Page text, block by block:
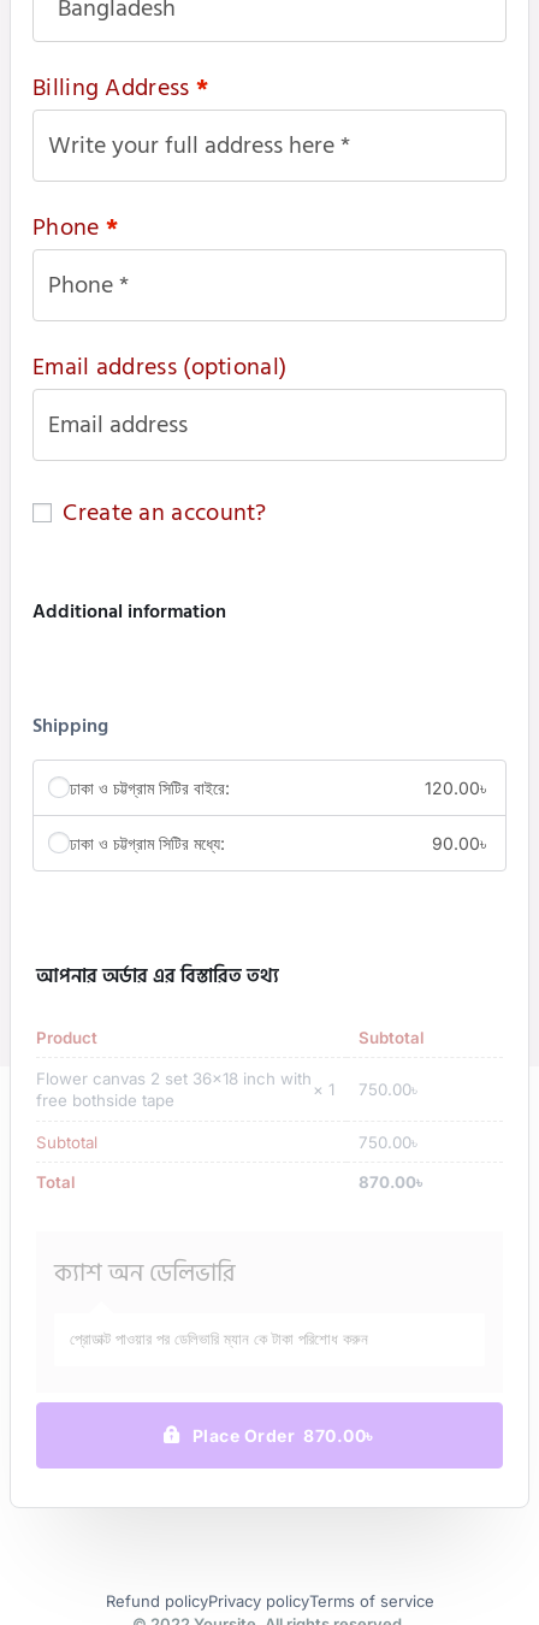
Billing Address*
Phone*
Email address(optional)
Create an account?
Additional information
Shipping
ঢাকা ও চট্টগ্রাম সিটির বাইরে: 120.00৳
ঢাকা ও চট্টগ্রাম সিটির মধ্যে: 90.00৳
আপনার অর্ডার এর বিস্তারিত তথ্য
Product Subtotal
Flower canvas 2 set 36x18 inch with
free bothside tape
× 1 750.00৳
Subtotal 750.00৳
Total 870.00৳
ক্যাশ অন ডেলিভারি
প্রোডাক্ট পাওয়ার পর ডেলিভারি ম্যান কে টাকা পরিশোধ করুন
Place Order 870.00৳
Refund policyPrivacy policyTerms of service